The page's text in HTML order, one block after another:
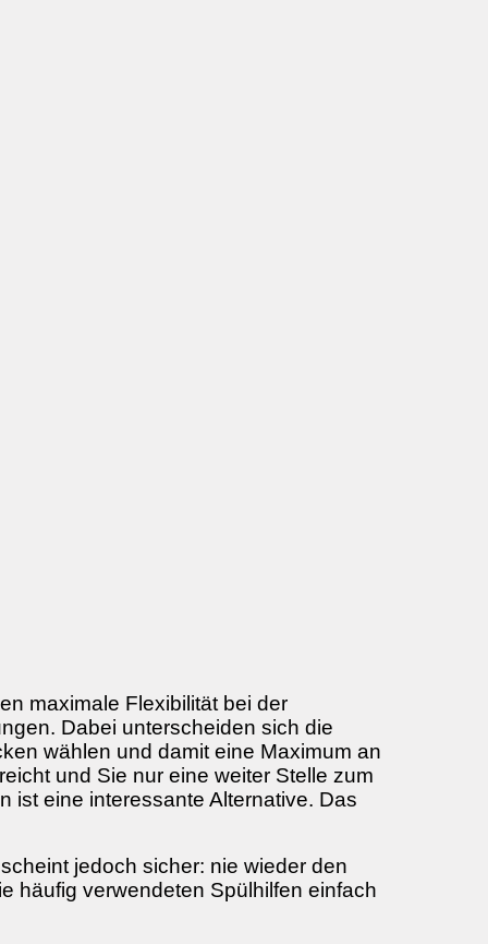
maximale Flexibilität bei der
Dabei unterscheiden sich die
wählen und damit eine Maximum an
und Sie nur eine weiter Stelle zum
ist eine interessante Alternative. Das
jedoch sicher: nie wieder den
häufig verwendeten Spülhilfen einfach